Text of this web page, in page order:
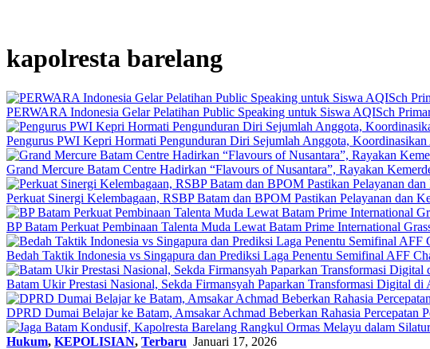
kapolresta barelang
PERWARA Indonesia Gelar Pelatihan Public Speaking untuk Siswa AQISch
Pengurus PWI Kepri Hormati Pengunduran Diri Sejumlah Anggota,
Grand Mercure Batam Centre Hadirkan “Flavours of Nusantara”, Rayakan
Perkuat Sinergi Kelembagaan, RSBP Batam dan BPOM Pastikan Pelayanan dan
BP Batam Perkuat Pembinaan Talenta Muda Lewat Batam Prime International
Bedah Taktik Indonesia vs Singapura dan Prediksi Laga Penentu Semifinal AFF
Batam Ukir Prestasi Nasional, Sekda Firmansyah Paparkan Transformasi Digital
DPRD Dumai Belajar ke Batam, Amsakar Achmad Beberkan Rahasia Percepatan
Hukum, KEPOLISIAN, Terbaru Januari 17, 2026